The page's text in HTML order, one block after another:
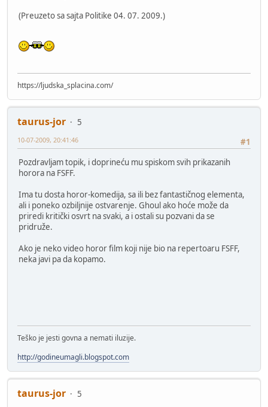
(Preuzeto sa sajta Politike 04. 07. 2009.)
https://ljudska_splacina.com/
taurus-jor
5
#1
10-07-2009, 20:41:46
Pozdravljam topik, i doprineću mu spiskom svih prikazanih
horora na FSFF.
Ima tu dosta horor-komedija, sa ili bez fantastičnog elementa,
ali i poneko ozbiljnije ostvarenje. Ghoul ako hoće može da
priredi kritički osvrt na svaki, a i ostali su pozvani da se
pridruže.
Ako je neko video horor film koji nije bio na repertoaru FSFF,
neka javi pa da kopamo.
Teško je jesti govna a nemati iluzije.
http://godineumagli.blogspot.com
taurus-jor
5